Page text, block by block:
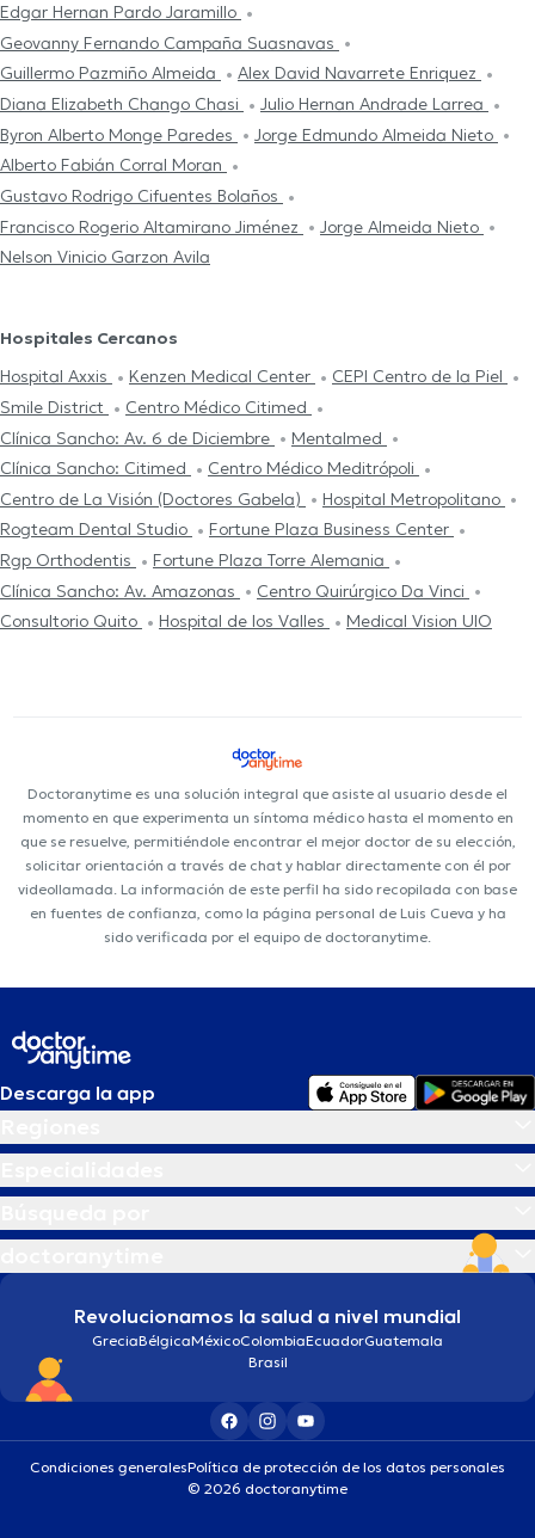
Edgar Hernan Pardo Jaramillo
Geovanny Fernando Campaña Suasnavas
Guillermo Pazmiño Almeida
Alex David Navarrete Enriquez
Diana Elizabeth Chango Chasi
Julio Hernan Andrade Larrea
Byron Alberto Monge Paredes
Jorge Edmundo Almeida Nieto
Alberto Fabián Corral Moran
Gustavo Rodrigo Cifuentes Bolaños
Francisco Rogerio Altamirano Jiménez
Jorge Almeida Nieto
Nelson Vinicio Garzon Avila
Hospitales Cercanos
Hospital Axxis
Kenzen Medical Center
CEPI Centro de la Piel
Smile District
Centro Médico Citimed
Clínica Sancho: Av. 6 de Diciembre
Mentalmed
Clínica Sancho: Citimed
Centro Médico Meditrópoli
Centro de La Visión (Doctores Gabela)
Hospital Metropolitano
Rogteam Dental Studio
Fortune Plaza Business Center
Rgp Orthodentis
Fortune Plaza Torre Alemania
Clínica Sancho: Av. Amazonas
Centro Quirúrgico Da Vinci
Consultorio Quito
Hospital de los Valles Medical Vision UIO
Doctoranytime es una solución integral que asiste al usuario desde el
momento en que experimenta un síntoma médico hasta el momento en
que se resuelve, permitiéndole encontrar el mejor doctor de su elección,
solicitar orientación a través de chat y hablar directamente con él por
videollamada. La información de este perfil ha sido recopilada con base
en fuentes de confianza, como la página personal de Luis Cueva y ha
sido verificada por el equipo de doctoranytime.
Descarga la app
Revolucionamos la salud a nivel mundial
GreciaBélgicaMéxicoColombiaEcuadorGuatemala
Brasil
Condiciones generalesPolítica de protección de los datos personales
© 2026 doctoranytime